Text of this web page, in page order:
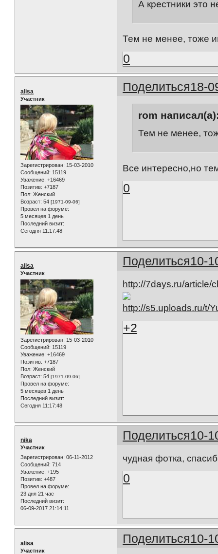
А крестники это
Тем не менее, тоже
0
Поделиться18-
alisa
Участник
Зарегистрирован: 15-03-2010
Сообщений: 15119
Уважение: +16469
Позитив: +7187
Пол: Женский
Возраст: 54 [1971-09-06]
Провел на форуме:
5 месяцев 1 день
Последний визит:
Сегодня 11:17:48
rom
Тем не менее,
Все интересно,но
0
Поделиться10-
alisa
Участник
Зарегистрирован: 15-03-2010
Сообщений: 15119
Уважение: +16469
Позитив: +7187
Пол: Женский
Возраст: 54 [1971-09-06]
Провел на форуме:
5 месяцев 1 день
Последний визит:
Сегодня 11:17:48
http://7days.ru/
+2
Поделиться10-
nika
Участник
Зарегистрирован: 06-11-2012
Сообщений: 714
Уважение: +195
Позитив: +487
Провел на форуме:
23 дня 21 час
Последний визит:
06-09-2017 21:14:11
чудная фотка,
0
Поделиться10-
alisa
Участник